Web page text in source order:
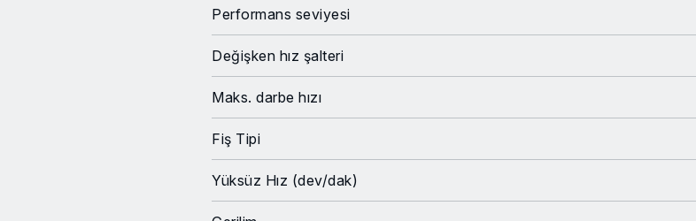
Performans seviyesi
Değişken hız şalteri
Maks. darbe hızı
Fiş Tipi
Yüksüz Hız (dev/dak)